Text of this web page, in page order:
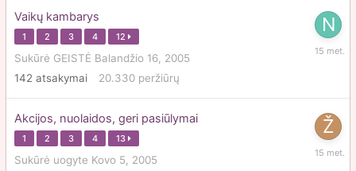
Vaikų kambarys
1 2 3 4 12
Sukūrė GEISTĖ Balandžio 16, 2005
142 atsakymai 20.330 peržiūrų
Vasario
Akcijos, nuolaidos, geri pasiūlymai
1 2 3 4 13
Sukūrė uogyte Kovo 5, 2005
Sausio